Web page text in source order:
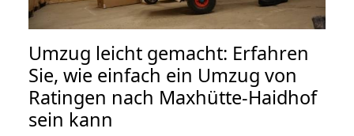
Umzug leicht gemacht: Erfahren
Sie, wie einfach ein Umzug von
Ratingen nach Maxhütte-Haidhof
sein kann